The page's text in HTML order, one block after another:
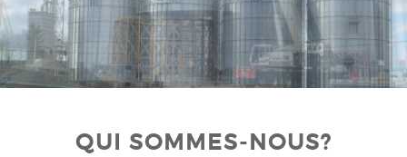
QUI SOMMES-NOUS?